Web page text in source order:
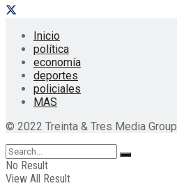
Inicio
política
economía
deportes
policiales
MAS
© 2022 Treinta & Tres Media Group
No Result
View All Result